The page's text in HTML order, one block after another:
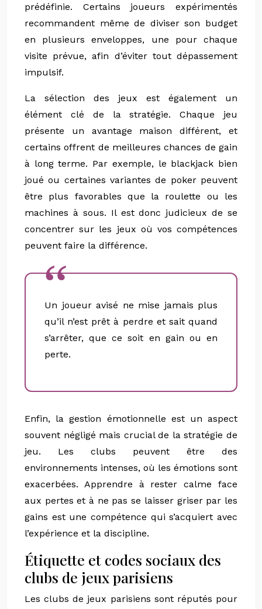
prédéfinie. Certains joueurs expérimentés
recommandent même de diviser son budget
en plusieurs enveloppes, une pour chaque
visite prévue, afin d’éviter tout dépassement
impulsif.
La sélection des jeux est également un
élément clé de la stratégie. Chaque jeu
présente un avantage maison différent, et
certains offrent de meilleures chances de gain
à long terme. Par exemple, le blackjack bien
joué ou certaines variantes de poker peuvent
être plus favorables que la roulette ou les
machines à sous. Il est donc judicieux de se
concentrer sur les jeux où vos compétences
peuvent faire la différence.
Un joueur avisé ne mise jamais plus
qu’il n’est prêt à perdre et sait quand
s’arrêter, que ce soit en gain ou en
perte.
Enfin, la gestion émotionnelle est un aspect
souvent négligé mais crucial de la stratégie de
jeu. Les clubs peuvent être des
environnements intenses, où les émotions sont
exacerbées. Apprendre à rester calme face
aux pertes et à ne pas se laisser griser par les
gains est une compétence qui s’acquiert avec
l’expérience et la discipline.
Étiquette et codes sociaux des
clubs de jeux parisiens
Les clubs de jeux parisiens sont réputés pour